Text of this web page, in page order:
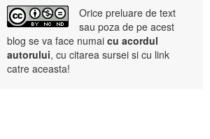
Orice preluare de text
sau poza de pe acest
blog se va face numai cu acordul
autorului, cu citarea sursei si cu link
catre aceasta!